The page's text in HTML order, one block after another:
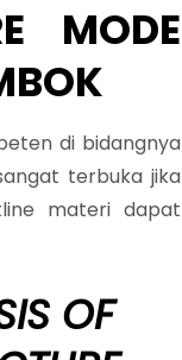
MODE
di bidangnya
terbuka jika
materi dapat
OF